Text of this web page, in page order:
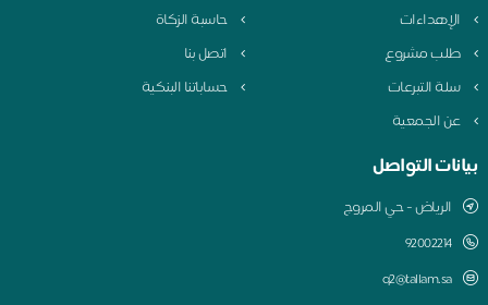
الإهداءات
حاسبة الزكاة
طلب مشروع
اتصل بنا
سلة التبرعات
حساباتنا البنكية
عن الجمعية
بيانات التواصل
الرياض - حي المروج
⁦92002214
q2@tallam.sa